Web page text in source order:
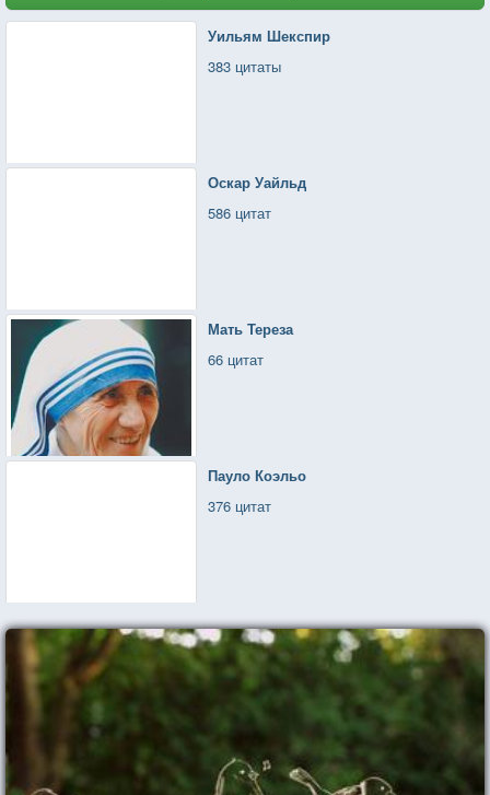
Уильям Шекспир
383 цитаты
Оскар Уайльд
586 цитат
Мать Тереза
66 цитат
Пауло Коэльо
376 цитат